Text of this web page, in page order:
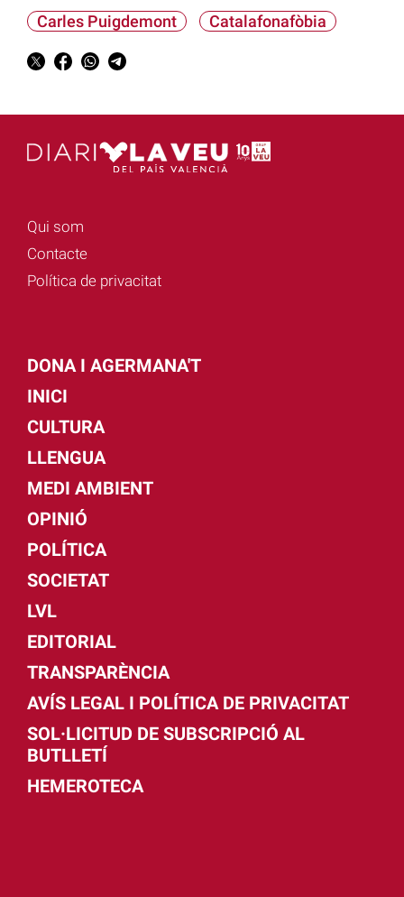
Carles Puigdemont Catalafonafòbia
Qui som
Contacte
Política de privacitat
DONA I AGERMANA'T
INICI
CULTURA
LLENGUA
MEDI AMBIENT
OPINIÓ
POLÍTICA
SOCIETAT
LVL
EDITORIAL
TRANSPARÈNCIA
AVÍS LEGAL I POLÍTICA DE PRIVACITAT
SOL·LICITUD DE SUBSCRIPCIÓ AL
BUTLLETÍ
HEMEROTECA